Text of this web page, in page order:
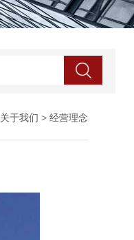
关于我们 > 经营理念